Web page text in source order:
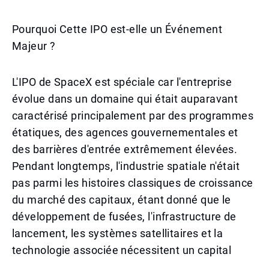
Pourquoi Cette IPO est-elle un Événement
Majeur ?
L'IPO de SpaceX est spéciale car l'entreprise
évolue dans un domaine qui était auparavant
caractérisé principalement par des programmes
étatiques, des agences gouvernementales et
des barrières d'entrée extrêmement élevées.
Pendant longtemps, l'industrie spatiale n'était
pas parmi les histoires classiques de croissance
du marché des capitaux, étant donné que le
développement de fusées, l'infrastructure de
lancement, les systèmes satellitaires et la
technologie associée nécessitent un capital